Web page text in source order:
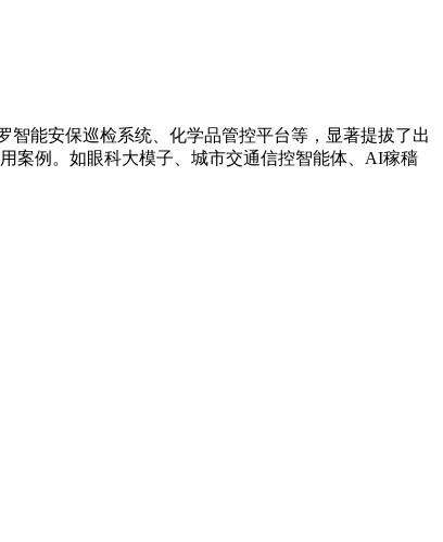
能安保巡检系统、化学品管控平台等，显著提拔了出
案例。如眼科大模子、城市交通信控智能体、AI稼穑